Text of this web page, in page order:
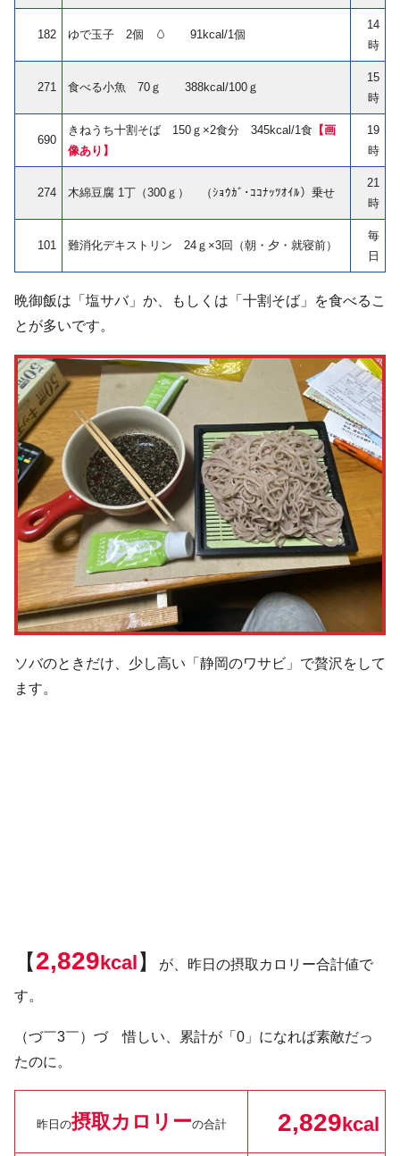
182 ゆで玉子 2個 🥚 91kcal/1個
14
時
271 食べる小魚 70ｇ 388kcal/100ｇ
15
時
690
きねうち十割そば 150ｇ×2食分 345kcal/1食 【画
像あり】
19
時
274 木綿豆腐 1丁（300ｇ） （ｼｮｳｶﾞ･ｺｺﾅｯﾂｵｲﾙ）乗せ
21
時
101 難消化デキストリン 24ｇ×3回（朝・夕・就寝前）
毎
日
晩御飯は「塩サバ」か、もしくは「十割そば」を食べるこ
とが多いです。
ソバのときだけ、少し高い「静岡のワサビ」で贅沢をして
ます。
【2,829kcal 】 が、昨日の摂取カロリー合計値で
す。
（づ￣3￣）づ 惜しい、累計が「0」になれば素敵だっ
たのに。
昨日の摂取カロリーの合計 2,829 kcal